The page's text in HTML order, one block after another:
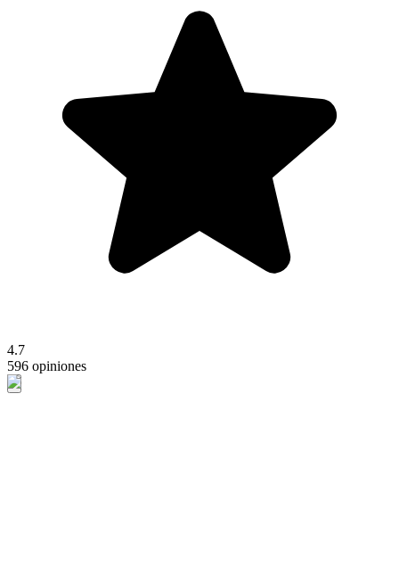
4.7
596 opiniones